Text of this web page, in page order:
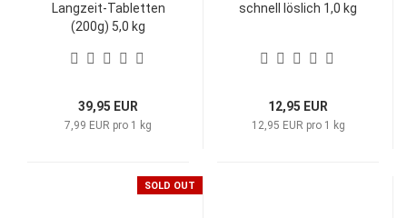
Langzeit-Tabletten
(200g) 5,0 kg
39,95 EUR
7,99 EUR pro 1 kg
schnell löslich 1,0 kg
12,95 EUR
12,95 EUR pro 1 kg
SOLD OUT